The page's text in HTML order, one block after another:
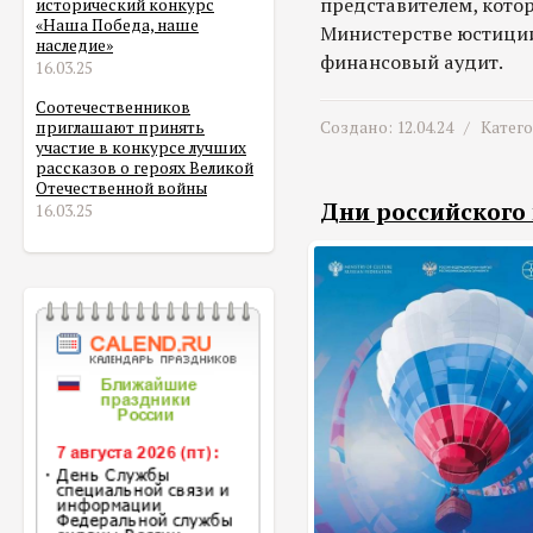
исторический конкурс
«Наша Победа, наше
наследие»
16.03.25
Соотечественников
приглашают принять
участие в конкурсе лучших
рассказов о героях Великой
Отечественной войны
16.03.25
Министерстве
финансовый аудит.
Создано: 12.04.24 /
Дни